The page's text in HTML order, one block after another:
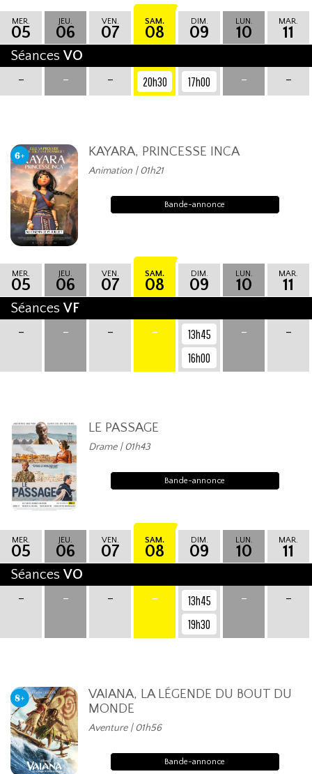
MER.
05
JEU.
06
VEN.
07
SAM.
08
DIM.
09
LUN.
10
MAR.
11
Séances VO
-
- - 20h30 17h00 - -
KAYARA, PRINCESSE INCA
Animation | 01h21
Bande-annonce
MER.
05
JEU.
06
VEN.
07
SAM.
08
DIM.
09
LUN.
10
MAR.
11
Séances VF
-
- - -
13h45
16h00
- -
LE PASSAGE
Drame | 01h43
Bande-annonce
MER.
05
JEU.
06
VEN.
07
SAM.
08
DIM.
09
LUN.
10
MAR.
11
Séances VO
-
- - -
13h45
19h30
- -
VAIANA, LA LÉGENDE DU BOUT DU
MONDE
Aventure | 01h56
Bande-annonce